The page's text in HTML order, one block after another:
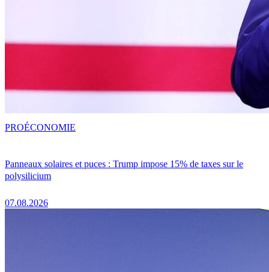
Panneaux solaires et puces : Trump impose 15% de taxes sur le
polysilicium
07.08.2026
PROÉCONOMIE